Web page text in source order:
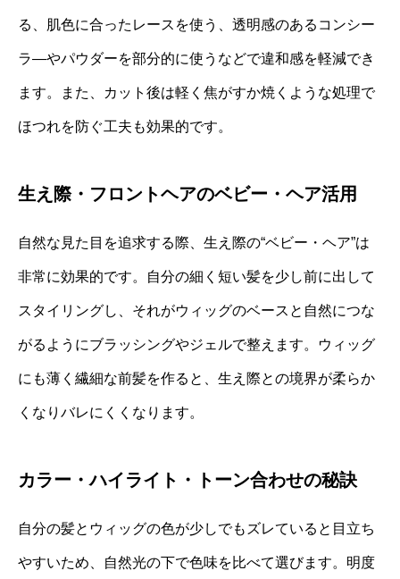
る、肌色に合ったレースを使う、透明感のあるコンシー
ラ―やパウダーを部分的に使うなどで違和感を軽減でき
ます。また、カット後は軽く焦がすか焼くような処理で
ほつれを防ぐ工夫も効果的です。
生え際・フロントヘアのベビー・ヘア活用
自然な見た目を追求する際、生え際の“ベビー・ヘア”は
非常に効果的です。自分の細く短い髪を少し前に出して
スタイリングし、それがウィッグのベースと自然につな
がるようにブラッシングやジェルで整えます。ウィッグ
にも薄く繊細な前髪を作ると、生え際との境界が柔らか
くなりバレにくくなります。
カラー・ハイライト・トーン合わせの秘訣
自分の髪とウィッグの色が少しでもズレていると目立ち
やすいため、自然光の下で色味を比べて選びます。明度